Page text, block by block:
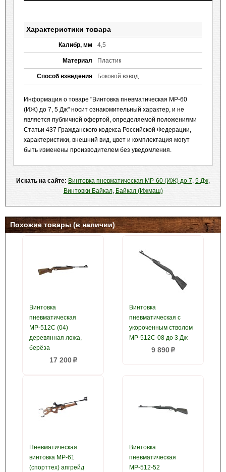
Характеристики товара
Калибр, мм 4,5
Материал Пластик
Способ взведения Боковой взвод
Информация о товаре "Винтовка пневматическая МР-60
(ИЖ) до 7, 5 Дж" носит ознакомительный характер, и не
является публичной офертой, определяемой положениями
Статьи 437 Гражданского кодекса Российской Федерации,
характеристики, внешний вид, цвет и комплектация могут
быть изменены производителем без уведомления.
Искать на сайте: Винтовка пневматическая МР-60 (ИЖ) до 7, 5 Дж,
Винтовки Байкал, Байкал (Ижмаш)
Похожие товары (в наличии)
Винтовка
пневматическая
МР-512С (04)
деревянная ложа,
берёза
17 200p
Винтовка
пневматическая с
укороченным стволом
МР-512С-08 до 3 Дж
9 890p
Пневматическая
винтовка МР-61
(спорттех) апгрейд
Винтовка
пневматическая
МР-512-52